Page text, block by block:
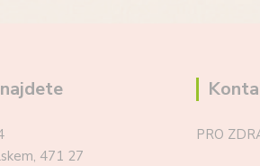
471 27
PRO